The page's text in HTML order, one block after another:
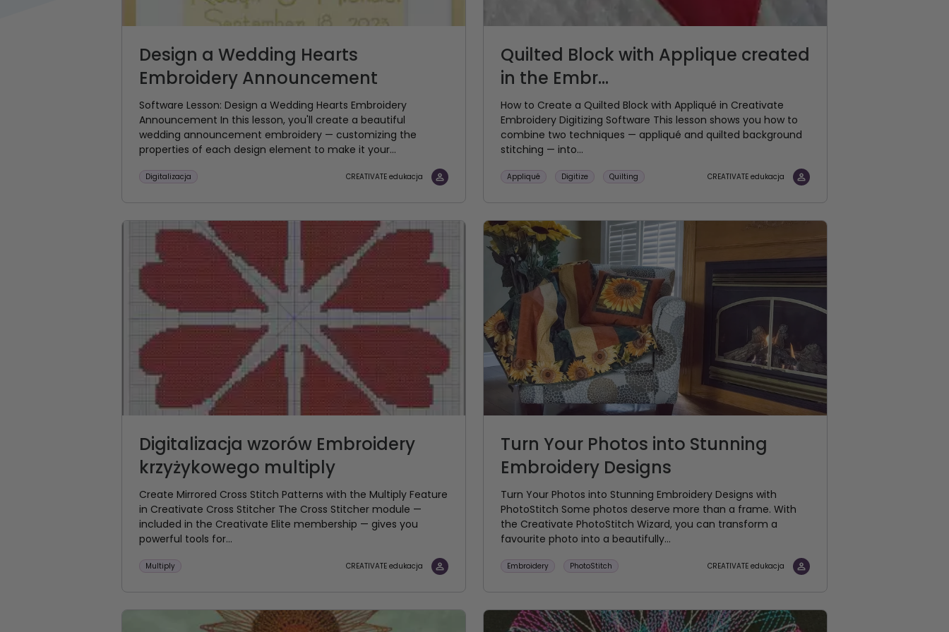
Design a Wedding Hearts
Embroidery Announcement
Software Lesson: Design a Wedding Hearts Embroidery
Announcement In this lesson, you'll create a beautiful
wedding announcement embroidery — customizing the
properties of each design element to make it your...
Digitalizacja CREATIVATE edukacja
Quilted Block with Applique created
in the Embr...
How to Create a Quilted Block with Appliqué in Creativate
Embroidery Digitizing Software This lesson shows you how to
combine two techniques — appliqué and quilted background
stitching — into...
Appliqué Digitize Quilting CREATIVATE edukacja
Digitalizacja wzorów Embroidery
krzyżykowego multiply
Create Mirrored Cross Stitch Patterns with the Multiply Feature
in Creativate Cross Stitcher The Cross Stitcher module —
included in the Creativate Elite membership — gives you
powerful tools for...
Multiply CREATIVATE edukacja
Turn Your Photos into Stunning
Embroidery Designs
Turn Your Photos into Stunning Embroidery Designs with
PhotoStitch Some photos deserve more than a frame. With
the Creativate PhotoStitch Wizard, you can transform a
favourite photo into a beautifully...
Embroidery PhotoStitch CREATIVATE edukacja